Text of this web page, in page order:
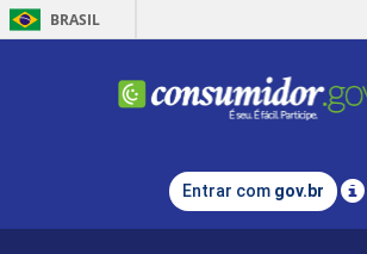
BRASIL
Entrar com gov.br